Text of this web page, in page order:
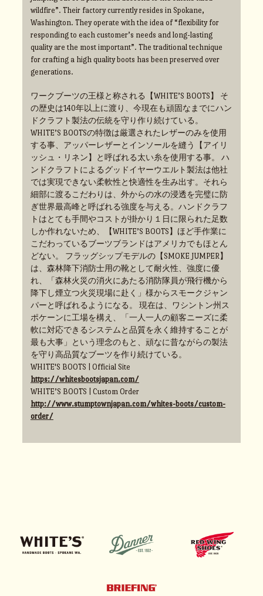
wildfire”. Their factory currently resides in Spokane,
Washington. They operate with the idea of “flexibility for
responding to each customer’s needs and long-lasting
quality are the most important”. The traditional technique
for crafting a high quality boots has been preserved over
generations.
ワークブーツの王様と称される【WHITE’S BOOTS】 そ
の歴史は140年以上に渡り、今現在も頑固なまでにハン
ドクラフト製法の伝統を守り作り続けている。
WHITE’S BOOTSの特徴は厳選されたレザーのみを使用
する事、アッパーレザーとインソールを縫う【アイリ
ッシュ・リネン】と呼ばれる太い糸を使用する事。 ハ
ンドクラフトによるグッドイヤーウエルト製法は他社
では実現できない柔軟性と快適性を生み出す。それら
細部に渡るこだわりは、外からの水の浸透を完璧に防
ぎ世界最高峰と呼ばれる強度を与える。ハンドクラフ
トはとても手間やコストが掛かり１日に限られた足数
しか作れないため、【WHITE’S BOOTS】ほど手作業に
こだわっているブーツブランドはアメリカでもほとん
どない。 フラッグシップモデルの【SMOKE JUMPER】
は、森林降下消防士用の靴として耐火性、強度に優
れ、「森林火災の消火にあたる消防隊員が飛行機から
降下し煙立つ火災現場に赴く」様からスモークジャン
パーと呼ばれるようになる。 現在は、ワシントン州ス
ポケーンに工場を構え、「一人一人の顧客ニーズに柔
軟に対応できるシステムと品質を永く維持することが
最も大事」という理念のもと、頑なに昔ながらの製法
を守り高品質なブーツを作り続けている。
WHITE'S BOOTS | Official Site
https://whitesbootsjapan.com/
WHITE’S BOOTS | Custom Order
http://www.stumptownjapan.com/whites-boots/custom-
order/